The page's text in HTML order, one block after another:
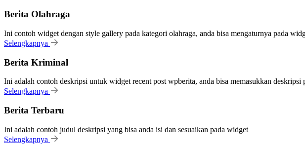
Berita Olahraga
Ini contoh widget dengan style gallery pada kategori olahraga, anda bisa mengaturnya pada
Selengkapnya
Berita Kriminal
Ini adalah contoh deskripsi untuk widget recent post wpberita, anda bisa memasukkan deskripsi
Selengkapnya
Berita Terbaru
Ini adalah contoh judul deskripsi yang bisa anda isi dan sesuaikan pada widget
Selengkapnya